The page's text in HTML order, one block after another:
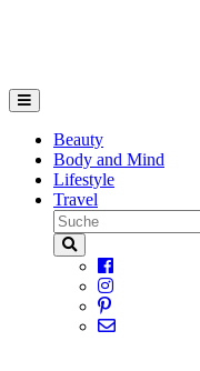
Beauty
Body and Mind
Lifestyle
Travel